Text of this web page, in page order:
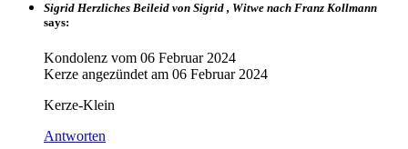
Sigrid Herzliches Beileid von Sigrid , Witwe nach Franz Kollmann
says:
Kondolenz vom 06 Februar 2024
Kerze angezündet am 06 Februar 2024
Kerze-Klein
Antworten